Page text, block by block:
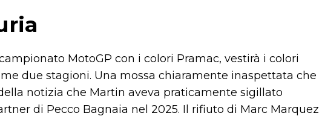
MotoGP con i colori Pramac, vestirà i colori
due stagioni. Una mossa chiaramente inaspettata che
notizia che Martin aveva praticamente sigillato
di Pecco Bagnaia nel 2025. Il rifiuto di Marc Marquez